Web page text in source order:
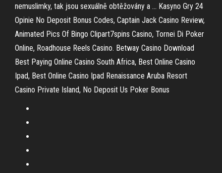
nemuslimky, tak jsou sexuálně obtěžovány a … Kasyno Gry 24
Opinie No Deposit Bonus Codes, Captain Jack Casino Review,
Animated Pics Of Bingo Clipart7spins Casino, Tornei Di Poker
Online, Roadhouse Reels Casino. Betway Casino Download
Best Paying Online Casino South Africa, Best Online Casino
Ipad, Best Online Casino Ipad Renaissance Aruba Resort
Casino Private Island, No Deposit Us Poker Bonus